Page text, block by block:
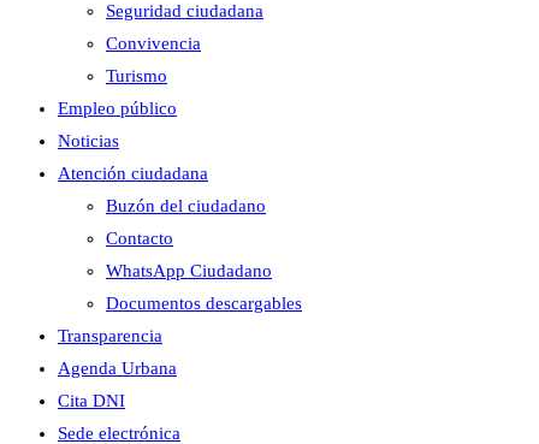
Seguridad ciudadana
Convivencia
Turismo
Empleo público
Noticias
Atención ciudadana
Buzón del ciudadano
Contacto
WhatsApp Ciudadano
Documentos descargables
Transparencia
Agenda Urbana
Cita DNI
Sede electrónica